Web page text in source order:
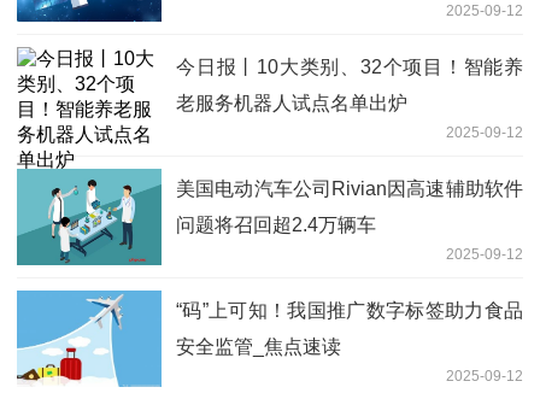
2025-09-12
今日报丨10大类别、32个项目！智能养
老服务机器人试点名单出炉
2025-09-12
美国电动汽车公司Rivian因高速辅助软件
问题将召回超2.4万辆车
2025-09-12
“码”上可知！我国推广数字标签助力食品
安全监管_焦点速读
2025-09-12